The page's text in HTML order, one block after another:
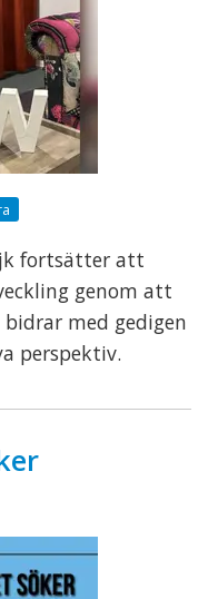
fortsätter att
genom att
med gedigen
perspektiv.